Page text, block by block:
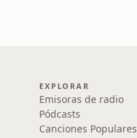
EXPLORAR
Emisoras de radio
Pódcasts
Canciones Populares